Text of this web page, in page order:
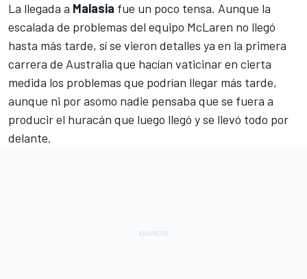
La llegada a Malasia fue un poco tensa. Aunque la
escalada de problemas del equipo McLaren no llegó
hasta más tarde, sí se vieron detalles ya en la primera
carrera de Australia que hacían vaticinar en cierta
medida los problemas que podrían llegar más tarde,
aunque ni por asomo nadie pensaba que se fuera a
producir el huracán que luego llegó y se llevó todo por
delante.